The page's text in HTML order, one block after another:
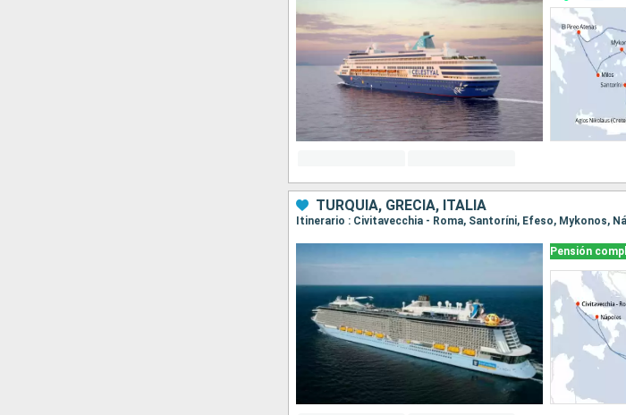
TURQUÍA, GRECIA, ITALIA
Itinerario : Civitavecchia - Roma, Santoríni, Efeso, Mykonos,
Pensión